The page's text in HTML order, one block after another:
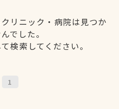
リニック・病院は見つか
でした。
検索してください。
1